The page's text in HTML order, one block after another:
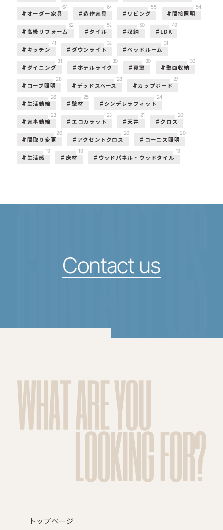
オーダー家具
64
造作家具
64
リビング
55
間接照明
54
高級リフォーム
52
タイル
52
収納
50
LDK
49
キッチン
41
ダウンライト
32
ベッドルーム
31
ダイニング
31
ホテルライク
30
寝室
30
壁面収納
30
コーブ照明
28
デッドスペース
28
カップボード
27
生活動線
26
壁材
25
シンデレラフィット
24
家事動線
23
エコカラット
23
天井
21
クロス
20
間取り変更
20
アクセントクロス
20
コーニス照明
20
生活感
19
床材
19
ウッドパネル・ウッドタイル
19
CONTACT US
Contact us
WHAT ARE YOU
LOOKING FOR?
トップページ